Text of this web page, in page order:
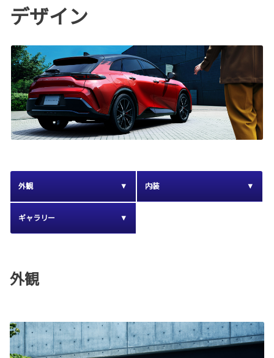
デザイン
外観 内装
ギャラリー
外観